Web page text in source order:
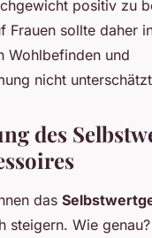
positiv zu
Frauen sollte daher
Wohlbefinden und
nicht
des
das
steigern. Wie